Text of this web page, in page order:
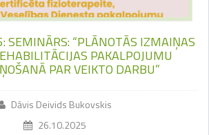
SEMINĀRS: “PLĀNOTĀS IZMAIŅAS
PAKALPOJUMU
PAR VEIKTO DARBU”
Dāvis Deivids Bukovskis
26.10.2025